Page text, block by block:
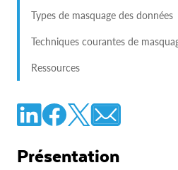
Types de masquage des données
Techniques courantes de
Ressources
Présentation